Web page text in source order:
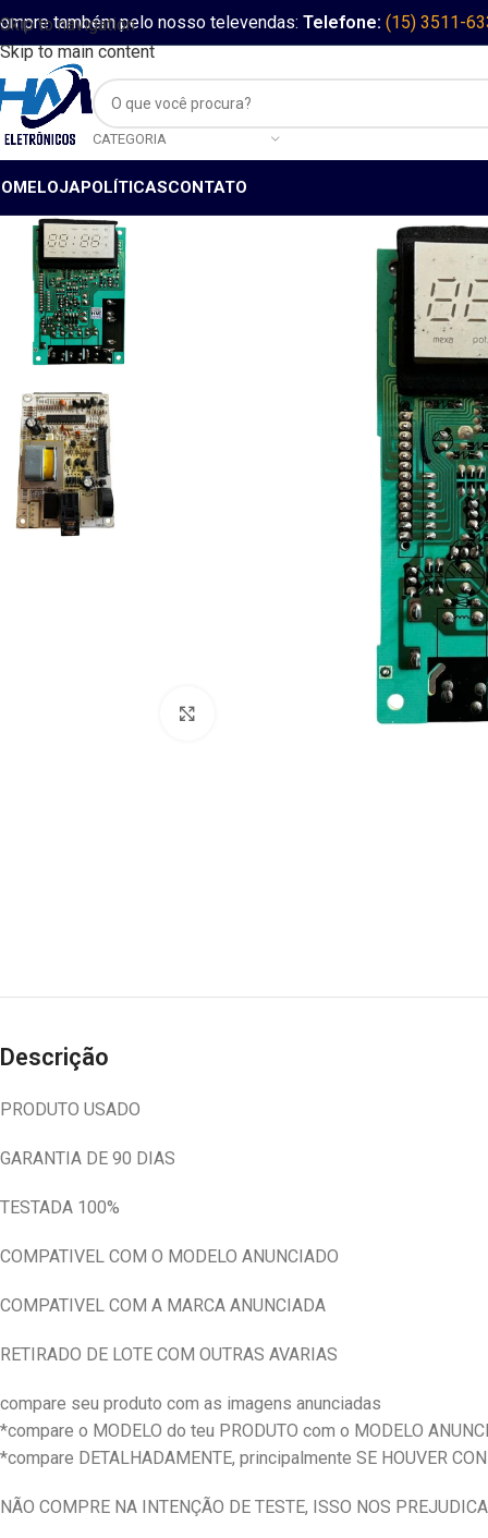
Skip to navigation
Skip to main content
também pelo nosso televendas: Telefone: (15) 3511-
CATEGORIA
LOJAPOLÍTICASCONTATO
Descrição
PRODUTO USADO
GARANTIA DE 90 DIAS
TESTADA 100%
COMPATIVEL COM O MODELO ANUNCIADO
COMPATIVEL COM A MARCA ANUNCIADA
RETIRADO DE LOTE COM OUTRAS AVARIAS
compare seu produto com as imagens anunciadas
*compare o MODELO do teu PRODUTO com o MODELO
*compare DETALHADAMENTE, principalmente SE HOUVER
NÃO COMPRE NA INTENÇÃO DE TESTE, ISSO NOS PREJUDICA